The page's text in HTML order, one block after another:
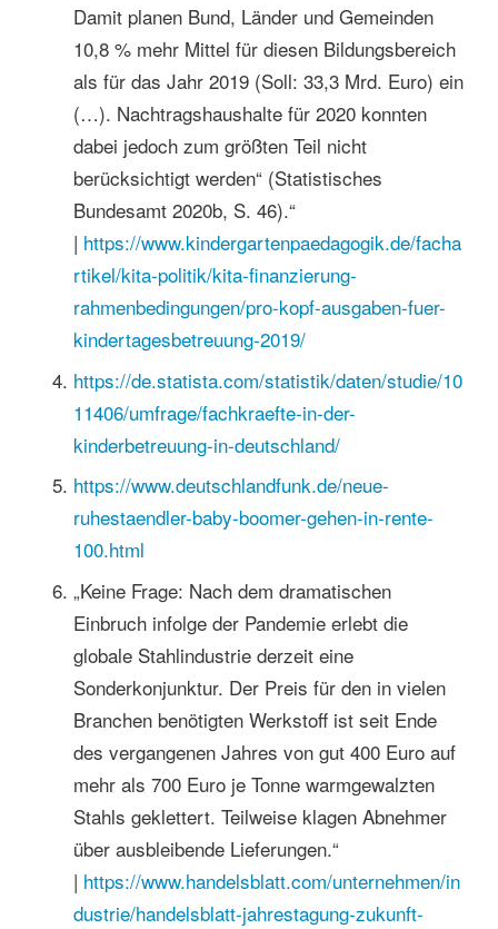
Damit planen Bund, Länder und Gemeinden
10,8 % mehr Mittel für diesen Bildungsbereich
als für das Jahr 2019 (Soll: 33,3 Mrd. Euro) ein
(…). Nachtragshaushalte für 2020 konnten
dabei jedoch zum größten Teil nicht
berücksichtigt werden“ (Statistisches
Bundesamt 2020b, S. 46).“
| https://www.kindergartenpaedagogik.de/facha
rtikel/kita-politik/kita-finanzierung-
rahmenbedingungen/pro-kopf-ausgaben-fuer-
kindertagesbetreuung-2019/
https://de.statista.com/statistik/daten/studie/10
11406/umfrage/fachkraefte-in-der-
kinderbetreuung-in-deutschland/
https://www.deutschlandfunk.de/neue-
ruhestaendler-baby-boomer-gehen-in-rente-
100.html
„Keine Frage: Nach dem dramatischen
Einbruch infolge der Pandemie erlebt die
globale Stahlindustrie derzeit eine
Sonderkonjunktur. Der Preis für den in vielen
Branchen benötigten Werkstoff ist seit Ende
des vergangenen Jahres von gut 400 Euro auf
mehr als 700 Euro je Tonne warmgewalzten
Stahls geklettert. Teilweise klagen Abnehmer
über ausbleibende Lieferungen.“
| https://www.handelsblatt.com/unternehmen/in
dustrie/handelsblatt-jahrestagung-zukunft-